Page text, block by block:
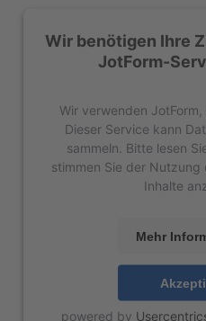
Wir benötigen Ihre
JotForm-
Wir verwenden
Dieser Service kann
sammeln. Bitte lesen
stimmen Sie der Nutzung
Inhalte
Mehr
powered by